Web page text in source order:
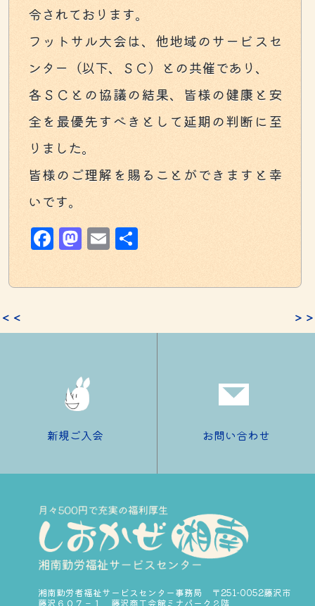
令されております。
フットサル大会は、他地域のサービスセ
ンター（以下、ＳＣ）との共催であり、
各ＳＣとの協議の結果、皆様の健康と安
全を最優先すべきとして延期の判断に至
りました。
皆様のご理解を賜ることができますと幸
いです。
Facebook
Mastodon
Email
＜＜ ＞＞
新規ご入会 お問い合わせ
湘南勤労者福祉サービスセンター事務局 〒251-0052藤沢市
藤沢６０７－１ 藤沢商工会館ミナパーク２階